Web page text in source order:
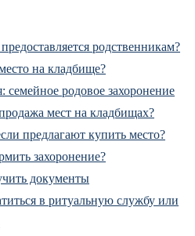
родственникам?
на кладбище?
семейное родовое захоронение
мест на кладбищах?
предлагают купить место?
захоронение?
документы
в ритуальную службу или